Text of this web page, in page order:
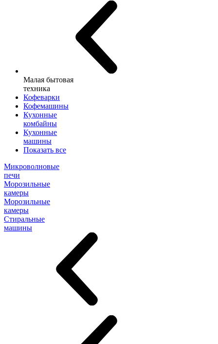
Малая бытовая
техника
Кофеварки
Кофемашины
Кухонные
комбайны
Кухонные
машины
Показать все
Микроволновые
печи
Морозильные
камеры
Морозильные
камеры
Стиральные
машины